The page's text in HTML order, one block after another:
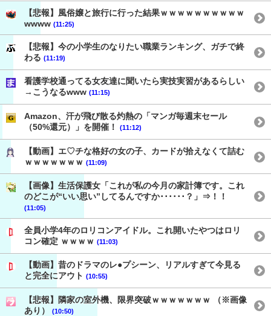
【悲報】風俗嬢と旅行に行った結果ｗｗｗｗｗｗｗｗｗｗ
wwww (11:25)
【悲報】今の小学生のなりたい職業ランキング、ガチで終
わる (11:19)
看護学校通ってる女友達に聞いたら実技実習があるらしい
→こうなるwww (11:15)
Amazon、汗が飛び散る灼熱の「マンガ毎週末セール
（50%還元）」を開催！
(11:12)
【動画】エ♡チな格好の女の子、カードが拾えなくて詰む
ｗｗｗｗｗｗｗ (11:09)
【画像】生活保護女「これが私の今月の家計簿です。これ
のどこが“いい思い”してるんですか･･････？」⇒！！
(11:05)
全員小学4年のロリコンアイドル。これ開いたやつはロリ
コン確定 ｗｗｗｗ (11:03)
【動画】昔のドラマのレ●プシーン、リアルすぎて今見る
と完全にアウト (10:55)
【悲報】隣家の室外機、限界突破ｗｗｗｗｗｗｗ （※画像
あり）
(10:50)